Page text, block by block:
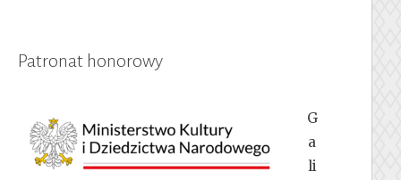
Patronat honorowy
G
a
li